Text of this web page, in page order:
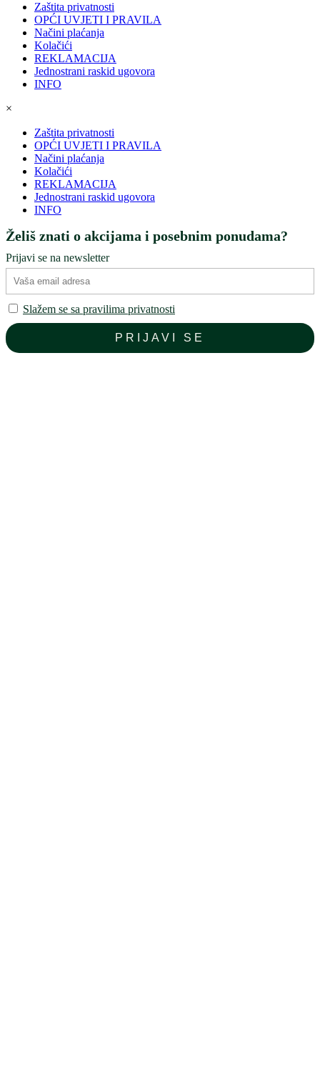
Zaštita privatnosti
OPĆI UVJETI I PRAVILA
Načini plaćanja
Kolačići
REKLAMACIJA
Jednostrani raskid ugovora
INFO
×
Zaštita privatnosti
OPĆI UVJETI I PRAVILA
Načini plaćanja
Kolačići
REKLAMACIJA
Jednostrani raskid ugovora
INFO
Želiš znati o akcijama i posebnim ponudama?
Prijavi se na newsletter
Slažem se sa pravilima privatnosti